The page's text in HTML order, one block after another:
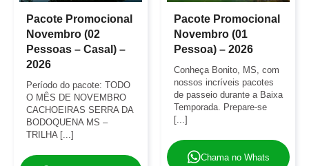
Pacote Promocional
Novembro (02
Pessoas – Casal) –
2026
Período do pacote: TODO
O MÊS DE NOVEMBRO
CACHOEIRAS SERRA DA
BODOQUENA MS –
TRILHA [...]
Pacote Promocional
Novembro (01
Pessoa) – 2026
Conheça Bonito, MS, com
nossos incríveis pacotes
de passeio durante a Baixa
Temporada. Prepare-se
[...]
Chama no Whats